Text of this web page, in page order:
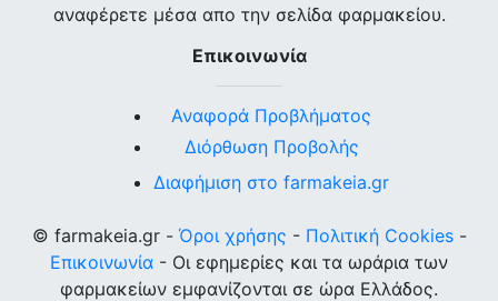
αναφέρετε μέσα απο την σελίδα φαρμακείου.
Επικοινωνία
Αναφορά Προβλήματος
Διόρθωση Προβολής
Διαφήμιση στο farmakeia.gr
© farmakeia.gr - Όροι χρήσης - Πολιτική Cookies-
Επικοινωνία - Οι εφημερίες και τα ωράρια των
φαρμακείων εμφανίζονται σε ώρα Ελλάδος.